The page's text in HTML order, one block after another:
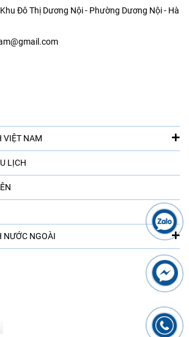
Đô Thị Dương Nội - Phường Dương Nội - Hà
VIỆT NAM
LỊCH
NƯỚC NGOÀI